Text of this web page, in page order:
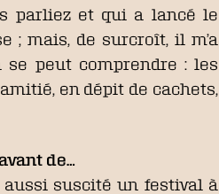
parliez et qui a lancé le
; mais, de surcroît, il m’a
se peut comprendre : les
en dépit de cachets,
de…
aussi suscité un festival à